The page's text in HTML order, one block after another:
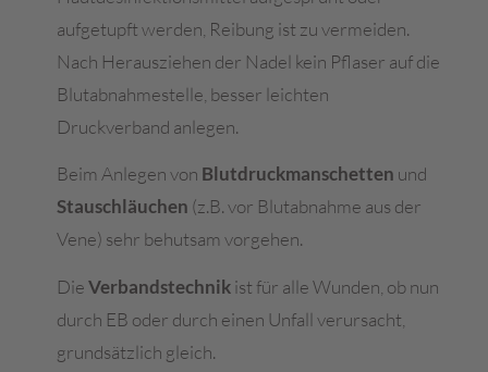
aufgetupft werden, Reibung ist zu vermeiden.
Nach Herausziehen der Nadel kein Pflaser auf die
Blutabnahmestelle, besser leichten
Druckverband anlegen.
Beim Anlegen von Blutdruckmanschetten und
Stauschläuchen (z.B. vor Blutabnahme aus der
Vene) sehr behutsam vorgehen.
DieVerbandstechnikist für alle Wunden, ob nun
durch EB oder durch einen Unfall verursacht,
grundsätzlich gleich.